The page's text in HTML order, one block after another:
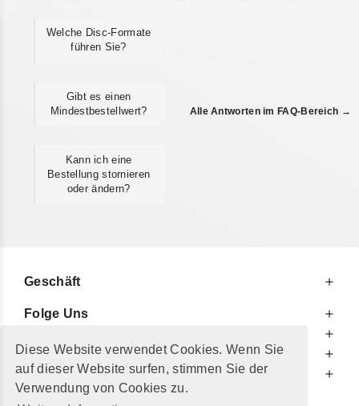
Diese Website verwendet Cookies. Wenn Sie
auf dieser Website surfen, stimmen Sie der
Verwendung von Cookies zu.
Welche Disc-Formate
führen Sie?
Gibt es einen
Mindestbestellwert?
Kann ich eine
Bestellung stornieren
oder ändern?
Alle Antworten im FAQ-Bereich →
Geschäft
Folge Uns
Zu Ihrer Information
Zusätzlich